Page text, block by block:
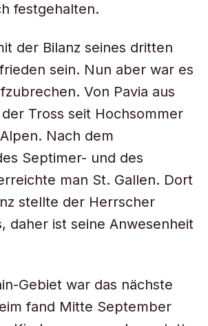
festgehalten.
der Bilanz seines dritten
sein. Nun aber war es
Von Pavia aus
Tross seit Hochsommer
Nach dem
Septimer- und des
man St. Gallen. Dort
stellte der Herrscher
daher ist seine Anwesenheit
Gebiet war das nächste
fand Mitte September